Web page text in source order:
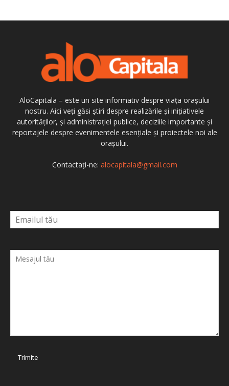
AloCapitala – este un site informativ despre viața orașului
nostru. Aici veți găsi știri despre realizările și inițiativele
autorităților, și administrației publice, deciziile importante și
reportajele despre evenimentele esențiale și proiectele noi ale
orașului.
Contactați-ne: alocapitala@gmail.com